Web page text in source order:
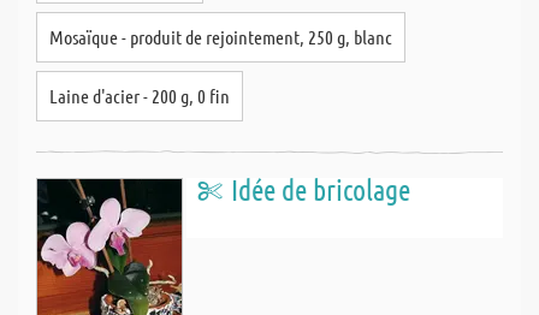
Mosaïque - produit de rejointement, 250 g, blanc
Laine d'acier - 200 g, 0 fin
Idée de bricolage